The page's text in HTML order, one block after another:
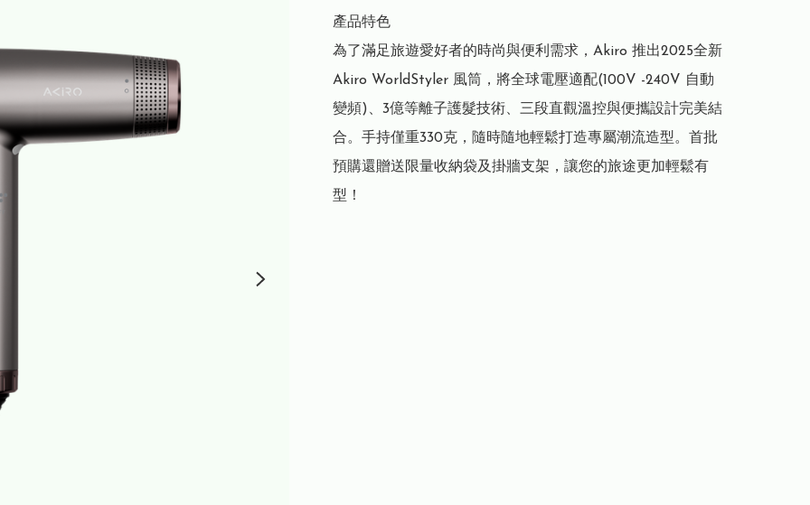
產品特色
為了滿足旅遊愛好者的時尚與便利需求，Akiro 推出2025全新
Akiro WorldStyler 風筒，將全球電壓適配(100V -240V 自動
變頻)、3億等離子護髮技術、三段直觀溫控與便攜設計完美結
合。手持僅重330克，隨時隨地輕鬆打造專屬潮流造型。首批
預購還贈送限量收納袋及掛牆支架，讓您的旅途更加輕鬆有
型！